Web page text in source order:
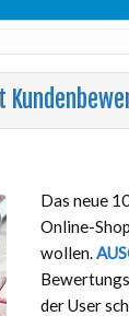
Das neue
Online-
wollen.
der User